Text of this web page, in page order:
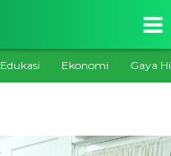
Edukasi Ekonomi Gaya